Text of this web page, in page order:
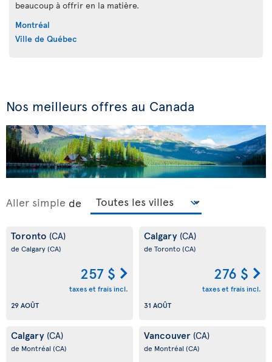
beaucoup à offrir en la matière.
Montréal
Ville de Québec
Nos meilleurs offres au Canada
Aller simple de
Toronto (CA)
de Calgary(CA)
257 $
taxes et frais incl.
29 AOÛT
Calgary (CA)
de Toronto(CA)
276 $
taxes et frais incl.
31 AOÛT
Calgary (CA)
de Montréal (CA)
Vancouver (CA)
de Montréal (CA)